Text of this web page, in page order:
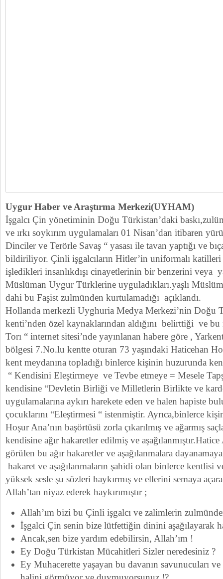
Uygur Haber ve Araştırma Merkezi(UYHAM)
İşgalcı Çin yönetiminin Doğu Türkistan’daki
ve ırkı soykırım uygulamaları 01 Nisan’dan itibaren
Dinciler ve Terörle Savaş “ yasası ile tavan yaptığı ve
bildiriliyor. Çinli işgalcıların Hitler’in uniformalı
işledikleri insanlıkdışı cinayetlerinin bir benzerini veya
Müslüman Uygur Türklerine uyguladıkları.yaşlı
dahi bu Faşist zulmünden kurtulamadığı açıklandı.
Hollanda merkezli Uyghuria Medya Merkezi’nin Doğu
kenti’nden özel kaynaklarından aldığını belirttiği ve bu
Torı “ internet sitesi’nde yayınlanan habere göre ,
bölgesi 7.No.lu kentte oturan 73 yaşındaki Haticehan
kent meydanına topladığı binlerce kişinin huzurunda
“ Kendisini Eleştirmeye ve Tevbe etmeye = Mesele
kendisine “Devletin Birliği ve Milletlerin Birlikte ve
uygulamalarına aykırı harekete eden ve halen hapiste
çocuklarını “Eleştirmesi “ istenmiştir. Ayrıca,binlerce
Hoşur Ana’nın başörtüsü zorla çıkarılmış ve ağarmış
kendisine ağır hakaretler edilmiş ve
görülen bu ağır hakaretler ve aşağılanmalara
hakaret ve aşağılanmaların şahidi olan binlerce kentlisi
yüksek sesle şu sözleri haykırmış ve ellerini semaya
Allah’tan niyaz ederek haykırımıştır ;
Allah’ım bizi bu Çinli işgalcı ve zalimlerin
İşgalci Çin senin bize lütfettiğin dinini aşağılayarak
Ancak,sen bize yardım edebilirsin, Allah’ım !
Ey Doğu Türkistan Mücahitleri Sizler neredesiniz ?
Ey Muhacerette yaşayan bu davanın savunucuları